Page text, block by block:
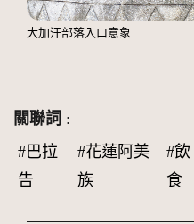
大加汗部落入口意象
關聯詞 :
#巴拉
告
#花蓮阿美
族
#飲
食